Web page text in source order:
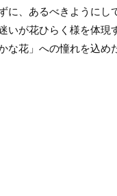
、あるべきようにし
が花ひらく様を体現
花」への憧れを込め